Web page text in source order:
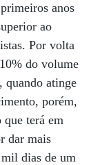
anos
ao
Por volta
do volume
quando atinge
porém,
que terá em
dar mais
dias de um